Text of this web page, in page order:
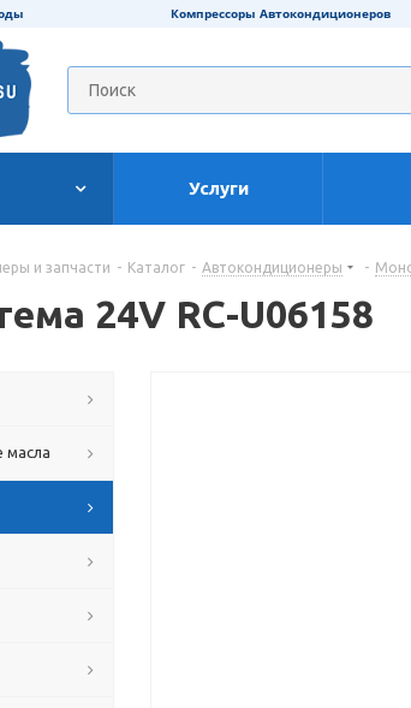
Компрессоры Автокондиционеров
Услуги
и запчасти - Каталог - Автокондиционеры -
24V RC-U06158
масла